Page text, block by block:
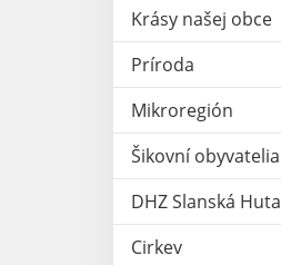
Krásy našej obce
Príroda
Mikroregión
Šikovní obyvatelia
DHZ Slanská Huta
Cirkev
11. MÁJ 2026 Aktuality